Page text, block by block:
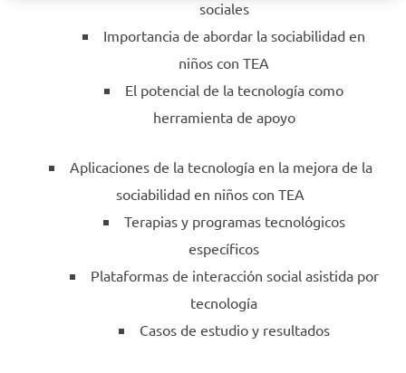
sociales
Importancia de abordar la sociabilidad en
niños con TEA
El potencial de la tecnología como
herramienta de apoyo
Aplicaciones de la tecnología en la mejora de la
sociabilidad en niños con TEA
Terapias y programas tecnológicos
específicos
Plataformas de interacción social asistida por
tecnología
Casos de estudio y resultados